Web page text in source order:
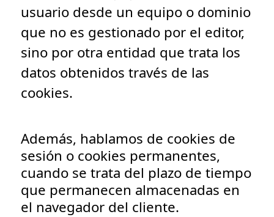
usuario desde un equipo o dominio
que no es gestionado por el editor,
sino por otra entidad que trata los
datos obtenidos través de las
cookies.
Además, hablamos de cookies de
sesión o cookies permanentes,
cuando se trata del plazo de tiempo
que permanecen almacenadas en
el navegador del cliente.